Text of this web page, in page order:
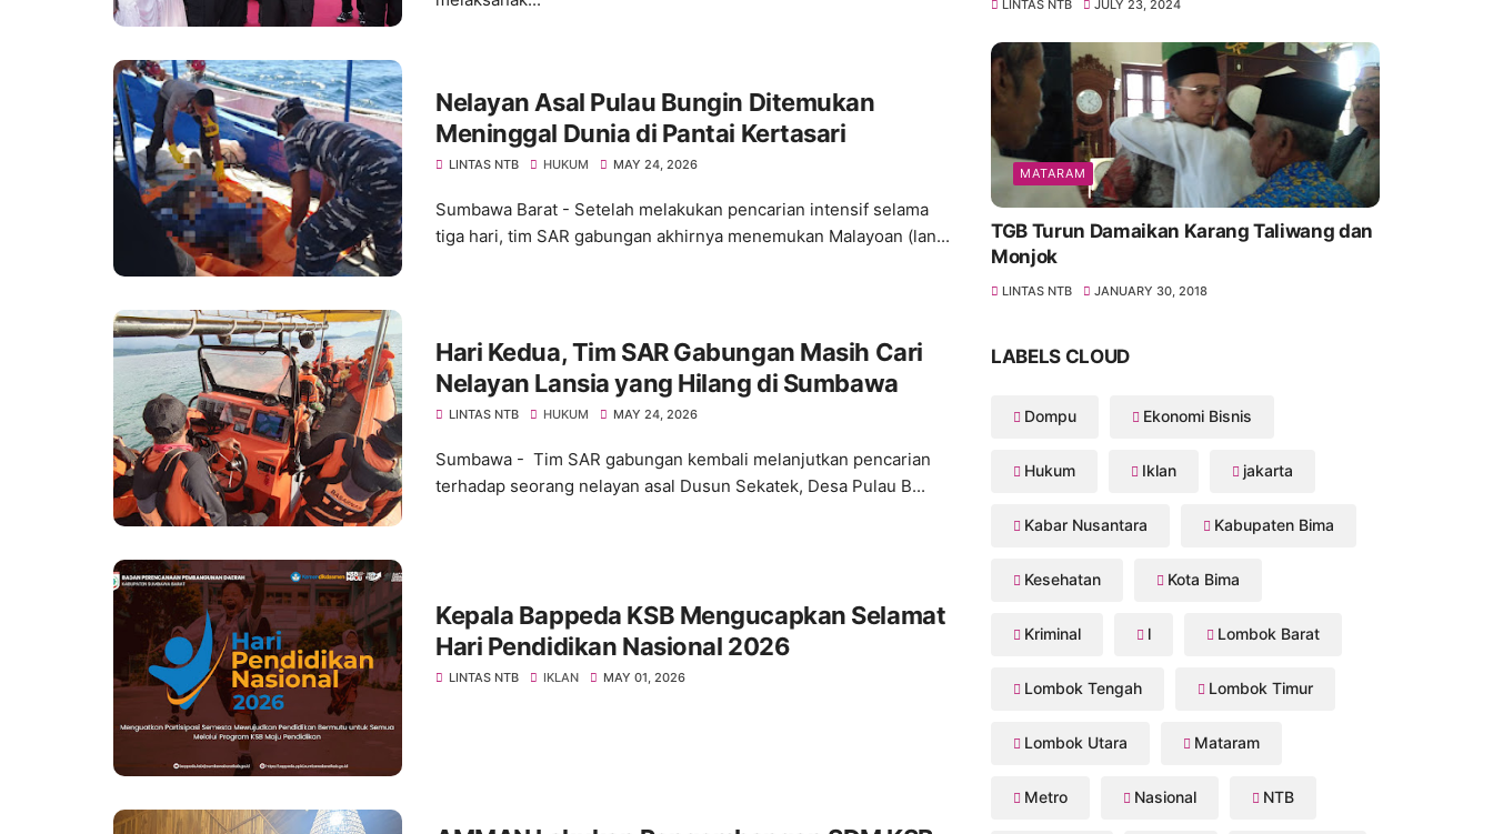
Nelayan Asal Pulau Bungin Ditemukan
Meninggal Dunia di Pantai Kertasari
LINTAS NTB HUKUM MAY 24, 2026
Sumbawa Barat - Setelah melakukan pencarian intensif selama
tiga hari, tim SAR gabungan akhirnya menemukan Malayoan (lan...
Hari Kedua, Tim SAR Gabungan Masih Cari
Nelayan Lansia yang Hilang di Sumbawa
LINTAS NTB HUKUM MAY 24, 2026
Sumbawa - Tim SAR gabungan kembali melanjutkan pencarian
terhadap seorang nelayan asal Dusun Sekatek, Desa Pulau B...
Kepala Bappeda KSB Mengucapkan Selamat
Hari Pendidikan Nasional 2026
LINTAS NTB IKLAN MAY 01, 2026
LINTAS NTB JULY 23, 2024
MATARAM
TGB Turun Damaikan Karang Taliwang dan
Monjok
LINTAS NTB JANUARY 30, 2018
LABELS CLOUD
Dompu Ekonomi Bisnis
Hukum Iklan jakarta
Kabar Nusantara Kabupaten Bima
Kesehatan Kota Bima
Kriminal l Lombok Barat
Lombok Tengah Lombok Timur
Lombok Utara Mataram
Metro Nasional NTB